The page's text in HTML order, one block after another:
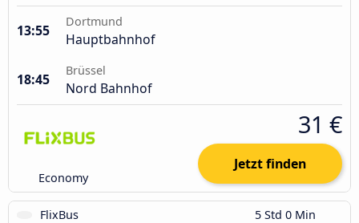
13:55
Dortmund
Hauptbahnhof
18:45
Brüssel
Nord Bahnhof
Economy
31 €
Jetzt finden
FlixBus 5 Std 0 Min